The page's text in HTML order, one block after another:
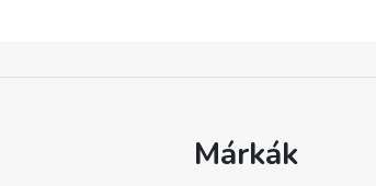
Márkák